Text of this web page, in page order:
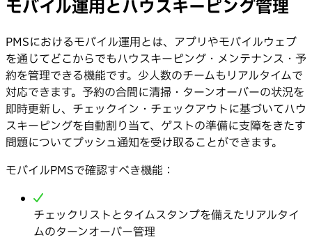
モバイル運用とハウスキーピング管理
PMSにおけるモバイル運用とは、アプリやモバイルウェブ
を通じてどこからでもハウスキーピング・メンテナンス・予
約を管理できる機能です。少人数のチームもリアルタイムで
対応できます。予約の合間に清掃・ターンオーバーの状況を
即時更新し、チェックイン・チェックアウトに基づいてハウ
スキーピングを自動割り当て、ゲストの準備に支障をきたす
問題についてプッシュ通知を受け取ることができます。
モバイルPMSで確認すべき機能：
チェックリストとタイムスタンプを備えたリアルタイ
ムのターンオーバー管理